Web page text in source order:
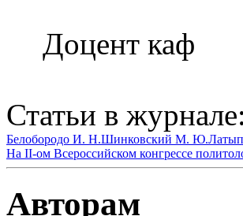
Доцент каф
Статьи в журнале:
Белобородо И. Н.Шинковский М. Ю.
На II-ом Всероссийском конгрессе
Авторам